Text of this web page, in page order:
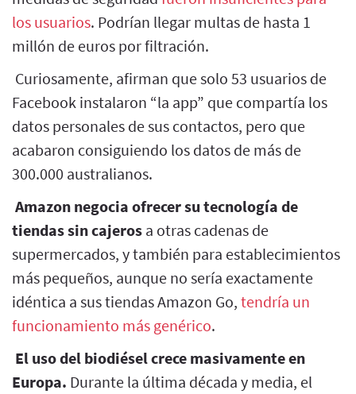
los usuarios. Podrían llegar multas de hasta 1
millón de euros por filtración.
Curiosamente, afirman que solo 53 usuarios de
Facebook instalaron “la app” que compartía los
datos personales de sus contactos, pero que
acabaron consiguiendo los datos de más de
300.000 australianos.
Amazon negocia ofrecer su tecnología de
tiendas sin cajeros a otras cadenas de
supermercados, y también para establecimientos
más pequeños, aunque no sería exactamente
idéntica a sus tiendas Amazon Go, tendría un
funcionamiento más genérico.
El uso del biodiésel crece masivamente en
Europa. Durante la última década y media, el